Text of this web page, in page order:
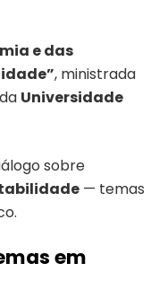
e das
, ministrada
Universidade
sobre
— temas
em